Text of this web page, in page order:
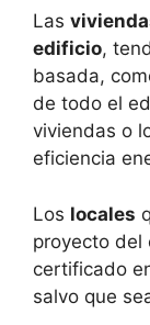
Las
edificio,
basada,
de todo el
viviendas o
eficiencia
Los locales
proyecto del
certificado
salvo que